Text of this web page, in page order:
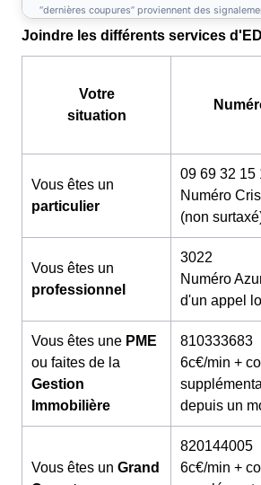
Joindre les différents services
Votre
situation
Vous êtes un
particulier
09 69 32 15
Numéro
(non
Vous êtes un
professionnel
3022
Numéro
d'un appel
Vous êtes une PME
ou faites de la
Gestion
Immobilière
810333683
6c€/min +
depuis un
Vous êtes un Grand
820144005
6c€/min +